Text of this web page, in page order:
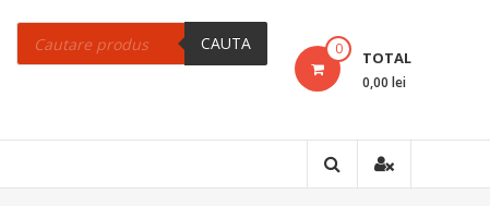
0 TOTAL
0,00 lei
Products
search CAUTA